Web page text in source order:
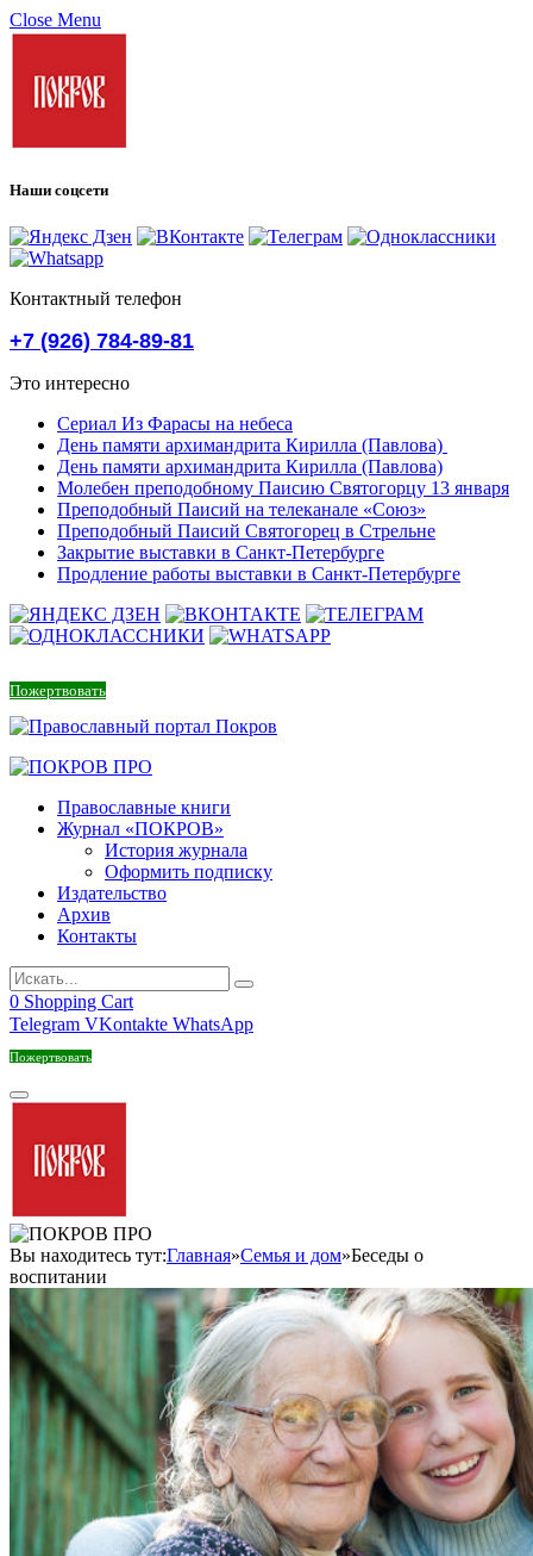
Close Menu
Наши соцсети
Контактный телефон
+7 (926) 784-89-81
Это интересно
Сериал Из Фарасы на небеса
День памяти архимандрита Кирилла (Павлова)
День памяти архимандрита Кирилла (Павлова)
Молебен преподобному Паисию Святогорцу 13 января
Преподобный Паисий на телеканале «Союз»
Преподобный Паисий Святогорец в Стрельне
Закрытие выставки в Санкт-Петербурге
Продление работы выставки в Санкт-Петербурге
Пожертвовать
Православные книги
Журнал «ПОКРОВ»
История журнала
Оформить подписку
Издательство
Архив
Контакты
0 Shopping Cart
Telegram VKontakte WhatsApp
Пожертвовать
Вы находитесь тут:Главная»Семья и дом»Беседы о
воспитании